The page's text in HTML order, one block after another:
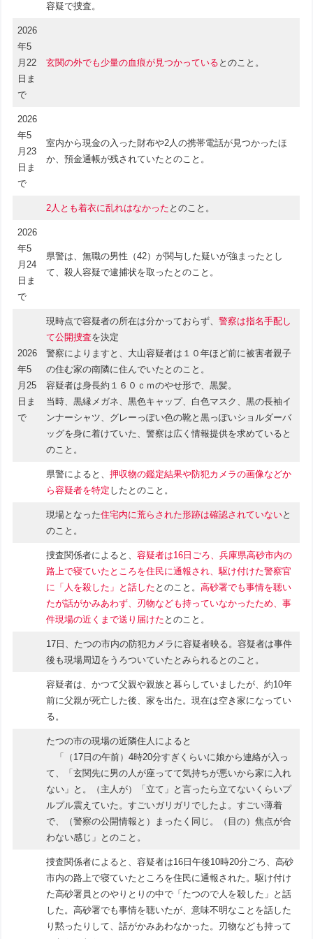
容疑で捜査。
2026
年5
月22
日ま
で
玄関の外でも少量の血痕が見つかっている とのこと。
2026
年5
月23
日ま
で
室内から現金の入った財布や2人の携帯電話が見つかったほ
か、預金通帳が残されていたとのこと。
2人とも着衣に乱れはなかった とのこと。
2026
年5
月24
日ま
で
県警は、無職の男性（42）が関与した疑いが強まったとし
て、殺人容疑で逮捕状を取ったとのこと。
2026
年5
月25
日ま
で
現時点で容疑者の所在は分かっておらず、 警察は指名手配し
て公開捜査を決定
警察によりますと、大山容疑者は１０年ほど前に被害者親子
の住む家の南隣に住んでいたとのこと。
容疑者は身長約１６０ｃｍのやせ形で、黒髪。
当時、黒縁メガネ、黒色キャップ、白色マスク、黒の長袖イ
ンナーシャツ、グレーっぽい色の靴と黒っぽいショルダーバ
ッグを身に着けていた、警察は広く情報提供を求めていると
のこと。
県警によると、 押収物の鑑定結果や防犯カメラの画像などか
ら容疑者を特定 したとのこと。
現場となった住宅内に荒らされた形跡は確認されていないと
のこと。
捜査関係者によると、 容疑者は16日ごろ、兵庫県高砂市内の
路上で寝ていたところを住民に通報され、駆け付けた警察官
に「人を殺した」と話した とのこと。 高砂署でも事情を聴い
たが話がかみあわず、刃物なども持っていなかったため、事
件現場の近くまで送り届けた とのこと。
17日、たつの市内の防犯カメラに容疑者映る。容疑者は事件
後も現場周辺をうろついていたとみられるとのこと。
容疑者は、かつて父親や親族と暮らしていましたが、約10年
前に父親が死亡した後、家を出た。現在は空き家になってい
る。
たつの市の現場の近隣住人によると
「（17日の午前）4時20分すぎくらいに娘から連絡が入っ
て、「玄関先に男の人が座ってて気持ちが悪いから家に入れ
ない」と。（主人が）「立て」と言ったら立てないくらいプ
ルプル震えていた。すごいガリガリでしたよ。すごい薄着
で、（警察の公開情報と）まったく同じ。（目の）焦点が合
わない感じ」とのこと。
捜査関係者によると、容疑者は16日午後10時20分ごろ、高砂
市内の路上で寝ていたところを住民に通報された。駆け付け
た高砂署員とのやりとりの中で「たつので人を殺した」と話
した。高砂署でも事情を聴いたが、意味不明なことを話した
り黙ったりして、話がかみあわなかった。刃物なども持って